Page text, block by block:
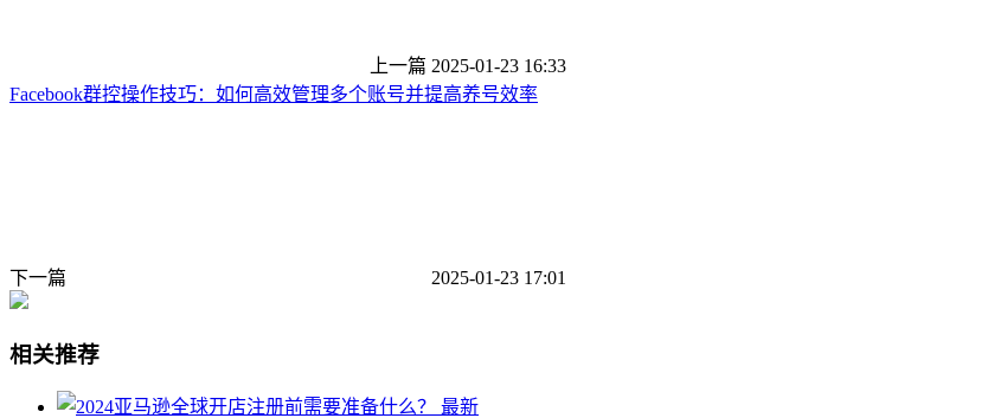
上一篇 2025-01-23 16:33
Facebook群控操作技巧：如何高效管理多个账号并提高养号效率
下一篇 2025-01-23 17:01
相关推荐
最新